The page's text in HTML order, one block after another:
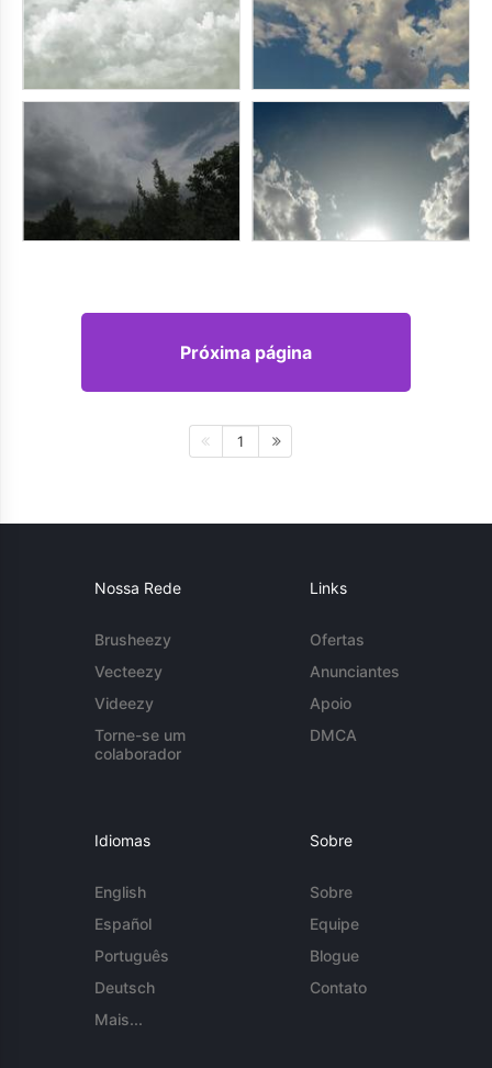
Próxima página
1
Nossa Rede
Brusheezy
Vecteezy
Videezy
Torne-se um
colaborador
Links
Ofertas
Anunciantes
Apoio
DMCA
Idiomas
English
Español
Português
Deutsch
Mais...
Sobre
Sobre
Equipe
Blogue
Contato